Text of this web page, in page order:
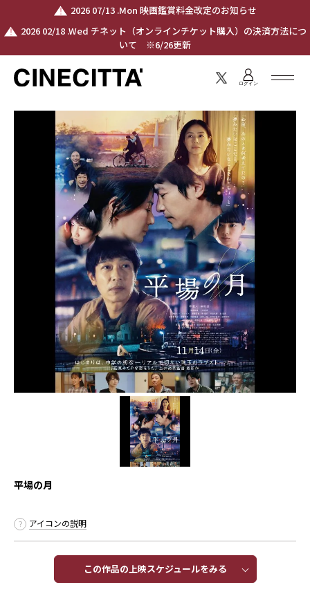
2026 07/13 .Mon 映画鑑賞料金改定のお知らせ
2026 02/18 .Wed チネット（オンラインチケット購入）の決済方法につ
いて ※6/26更新
ログイン
平場の月
アイコンの説明
この作品の上映スケジュールをみる​​